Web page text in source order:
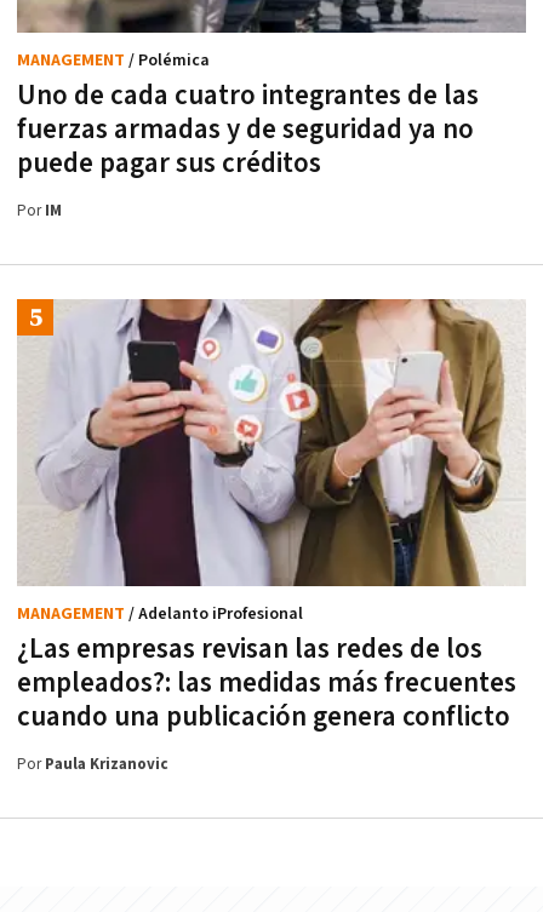
Uno de cada cuatro integrantes de las
fuerzas armadas y de seguridad ya no
puede pagar sus créditos
MANAGEMENT / Polémica
PorIM
¿Las empresas revisan las redes de los
empleados?: las medidas más frecuentes
cuando una publicación genera conflicto
MANAGEMENT / Adelanto iProfesional
PorPaula Krizanovic